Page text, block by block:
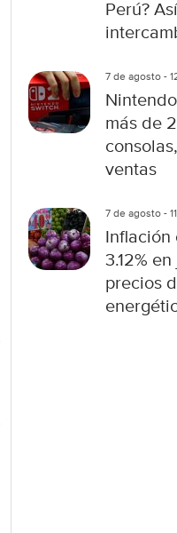
Perú?
7 de agosto -
más de
ventas
7 de agosto -
3.12%
precios